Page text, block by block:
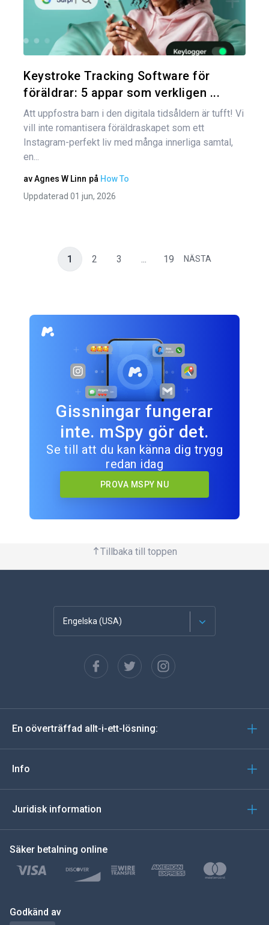
Dela
Keystroke Tracking Software för
föräldrar: 5 appar som verkligen ...
Att uppfostra barn i den digitala tidsåldern är tufft! Vi
vill inte romantisera föräldraskapet som ett
Instagram-perfekt liv med många innerliga samtal,
en...
avAgnes W Linn på How To
Uppdaterad 01 jun, 2026
1 2 3 ... 19 NÄSTA
Gissningar fungerar
inte. mSpy gör det.
Se till att du kan känna dig trygg
redan idag
PROVA MSPY NU
Tillbaka till toppen
Engelska (USA)
Spanska
tyska
Türkçe
Polski
En oöverträffad allt-i-ett-lösning:
Info
Juridisk information
Säker betalning online
Godkänd av